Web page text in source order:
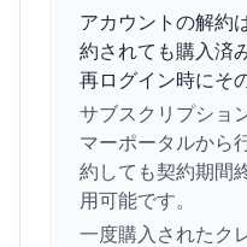
アカウントの解約
約されても購入済
再ログイン時にそ
サブスクリプショ
マーポータルから
約しても契約期間
用可能です。
一度購入されたク